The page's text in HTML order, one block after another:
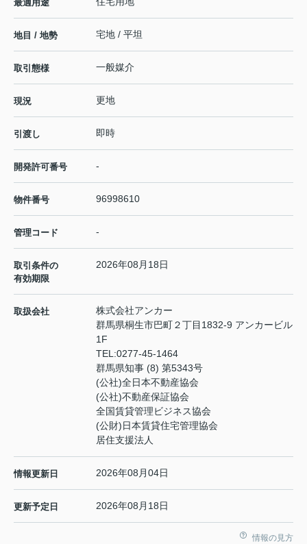
最適用途
地目 / 地勢 宅地 / 平坦
取引態様 一般媒介
現況 更地
引渡し 即時
開発許可番号 -
物件番号 96998610
管理コード -
取引条件の
有効期限
2026年08月18日
取扱会社
株式会社アンカー
群馬県桐生市巴町２丁目1832-9 アンカービル
1F
TEL:0277-45-1464
群馬県知事 (8) 第5343号
(公社)全日本不動産協会
(公社)不動産保証協会
全国賃貸管理ビジネス協会
(公財)日本賃貸住宅管理協会
居住支援法人
情報更新日 2026年08月04日
更新予定日 2026年08月18日
情報の見方